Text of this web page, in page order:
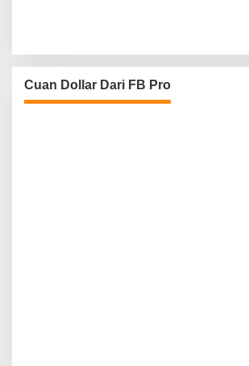
Cuan Dollar Dari FB Pro